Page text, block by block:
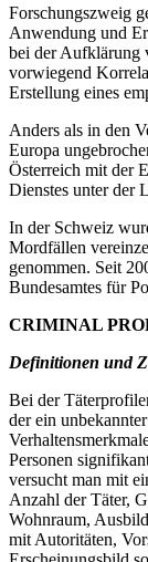
Forschungszweig
Anwendung und
bei der Aufklärung
vorwiegend
Erstellung eines
Anders als in den
Europa
Österreich mit der
Dienstes unter der
In der Schweiz
Mordfällen
genommen. Seit
Bundesamtes für
CRIMINAL
Definitionen und
Bei der
der ein
Personen
versucht man mit
Anzahl der Täter,
Wohnraum,
mit Autoritäten,